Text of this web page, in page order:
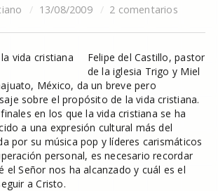
13/08/2009 2 comentarios
Felipe del Castillo, pastor
de la iglesia Trigo y Miel
México, da un breve pero
sobre el propósito de la vida cristiana.
en los que la vida cristiana se ha
a una expresión cultural más del
por su música pop y líderes carismáticos
personal, es necesario recordar
el Señor nos ha alcanzado y cuál es el
a Cristo.